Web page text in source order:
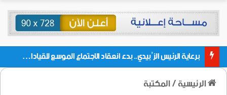
برعاية الرئيس الزُبيدي.. بدء انعقاد الاجتماع الموسع للقيادات المحلية بالعاصمة ولمديريات وكتل مجلس العموم ومنسقيات الجامعة بالعاصمة عدن
الرئيسية/المكتبة